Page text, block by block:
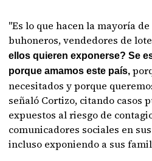
"Es lo que hacen la mayoría
buhoneros, vendedores de
ellos quieren exponerse? Se
porque amamos este país,
necesitados y porque
señaló Cortizo, citando casos
expuestos al riesgo de
comunicadores sociales en
incluso exponiendo a sus